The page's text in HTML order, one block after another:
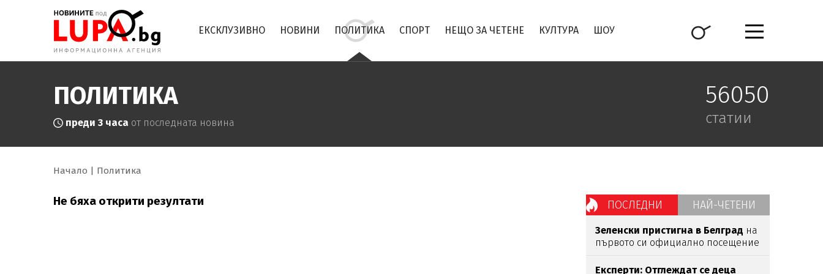
ЕКСКЛУЗИВНО НОВИНИ ПОЛИТИКА СПОРТ НЕЩО ЗА ЧЕТЕНЕ КУЛТУРА ШОУ
ПОЛИТИКА
преди 3 часа от последната новина
56050
статии
Начало Политика
Не бяха открити резултати ПОСЛЕДНИ НАЙ-ЧЕТЕНИ
Зеленски пристигна в Белград на
първото си официално посещение
Експерти: Отглеждат се деца